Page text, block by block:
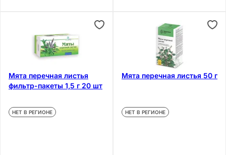
Мята перечная листья
фильтр-пакеты 1,5 г 20 шт
НЕТ В РЕГИОНЕ
Мята перечная листья 50 г
НЕТ В РЕГИОНЕ